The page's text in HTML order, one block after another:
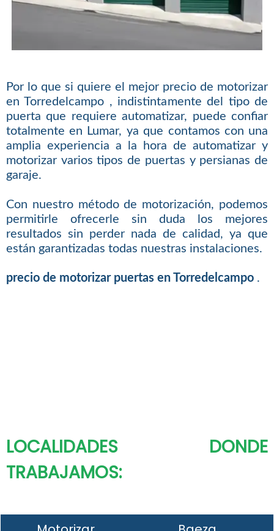
Por lo que si quiere el mejor precio de motorizar
en Torredelcampo , indistintamente del tipo de
puerta que requiere automatizar, puede confiar
totalmente en Lumar, ya que contamos con una
amplia experiencia a la hora de automatizar y
motorizar varios tipos de puertas y persianas de
garaje.
Con nuestro método de motorización, podemos
permitirle ofrecerle sin duda los mejores
resultados sin perder nada de calidad, ya que
están garantizadas todas nuestras instalaciones.
precio de motorizar puertas en Torredelcampo .
LOCALIDADES DONDE
TRABAJAMOS: